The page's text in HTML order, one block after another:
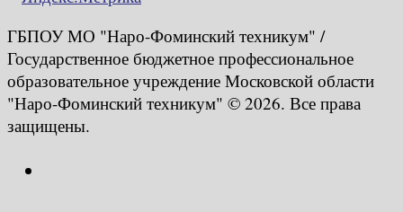
ГБПОУ МО "Наро-Фоминский техникум" /
Государственное бюджетное профессиональное
образовательное учреждение Московской области
"Наро-Фоминский техникум" © 2026. Все права
защищены.